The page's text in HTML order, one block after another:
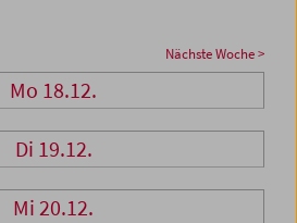
Nächste Woche >
Mo 18.12.
Di 19.12.
Mi 20.12.